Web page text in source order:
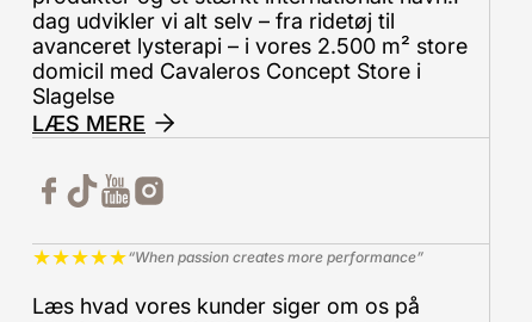
dag udvikler vi alt selv – fra ridetøj til
avanceret lysterapi – i vores 2.500 m² store
domicil med Cavaleros Concept Store i
Slagelse
LÆS MERE
★★★★★“When passion creates more performance”
Læs hvad vores kunder siger om os på